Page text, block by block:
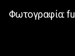
Φωτογραφία: